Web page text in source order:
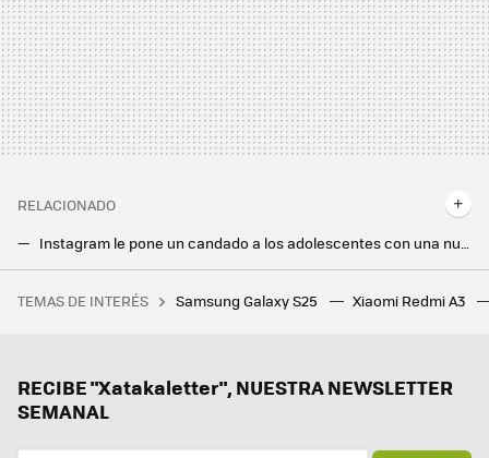
RELACIONADO
Instagram le pone un candado a los adolescentes con una nueva cuenta específica para ellos
Una jardinera ganó más de un millón de euros por el fallo de una web de juegos. Le dijeron que solo le pagarían 20.000, y ha ganado el juicio
TEMAS DE INTERÉS Samsung Galaxy S25 Xiaomi Redmi A3
RECIBE "Xatakaletter", NUESTRA NEWSLETTER
SEMANAL